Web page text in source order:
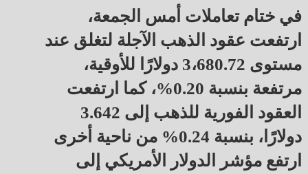
في ختام تعاملات أمس الجمعة،
ارتفعت عقود الذهب الآجلة لتغلق عند
مستوى 3،680.72 دولارًا للأوقية،
مرتفعة بنسبة 0.20%، كما ارتفعت
العقود الفورية للذهب إلى 3.642
دولارًا، بنسبة 0.24% من ناحية أخرى
ارتفع مؤشر الدولار الأمريكي إلى